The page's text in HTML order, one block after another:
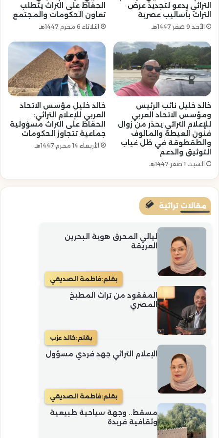
التراثي يدعو لتجديد عرض
التراث بأساليب عصرية
الأحد 9 صفر 1447هـ
الحفاظ على التراث يتطلب
تعاون الحكومات والمجتمع
الثلاثاء 6 محرم 1447هـ
خالد خليل نائب الرئيس
ومؤسس الاتحاد العربي
للإعلام التراثي يحذر من زوال
فنون العيطة والمالوف
والطقطوقة في ظل غياب
التوثيق والدعم
السبت 1 صفر 1447هـ
خالد خليل مؤسس الاتحاد
العربي للإعلام التراثي:
الحفاظ على التراث مسؤولية
جماعية تتجاوز الحكومات
الأربعاء 14 محرم 1447هـ
مقالات تراثية
ليالي المحرق هوية البحرين
العريقة
بقلم:فاطمة الصديقي
المفقود من تراث المطبخ
المصري
بقلم:خالد عزب
الإعلام التراثي جهد فردي مسؤول
بقلم:فاطمة الصديقي
مسقط.. وجهة سياحية طبيعية
وثقافية فريدة